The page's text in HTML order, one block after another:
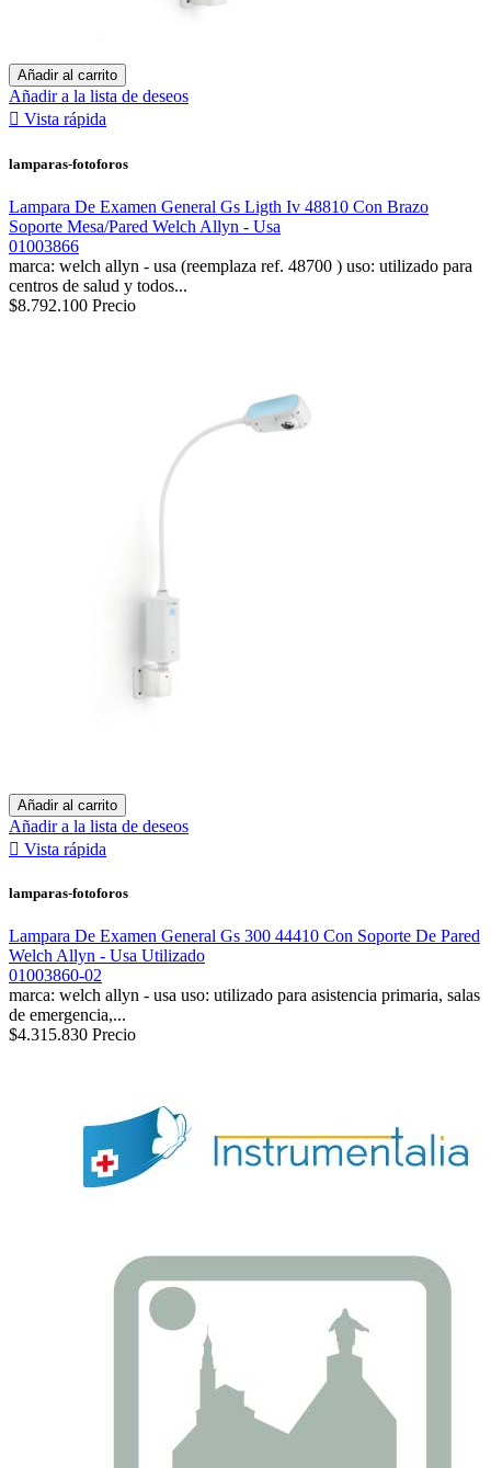
Añadir al carrito
Añadir a la lista de deseos
 Vista rápida
lamparas-fotoforos
Lampara De Examen General Gs Ligth Iv 48810 Con Brazo
Soporte Mesa/Pared Welch Allyn - Usa
01003866
marca: welch allyn - usa (reemplaza ref. 48700 ) uso: utilizado para
centros de salud y todos...
$8.792.100 Precio
Añadir al carrito
Añadir a la lista de deseos
 Vista rápida
lamparas-fotoforos
Lampara De Examen General Gs 300 44410 Con Soporte De Pared
Welch Allyn - Usa Utilizado
01003860-02
marca: welch allyn - usa uso: utilizado para asistencia primaria, salas
de emergencia,...
$4.315.830 Precio